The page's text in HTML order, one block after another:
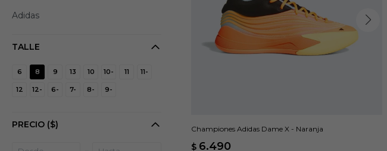
Championes Adidas Dame X - Naranja
$ 6.490
Adidas
TALLE
6 8 9 13 10 10- 11 11-
12 12- 6- 7- 8- 9-
PRECIO ($)